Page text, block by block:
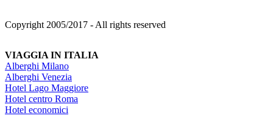
Copyright 2005/2017 - All rights reserved
VIAGGIA IN ITALIA
Alberghi Milano
Alberghi Venezia
Hotel Lago Maggiore
Hotel centro Roma
Hotel economici